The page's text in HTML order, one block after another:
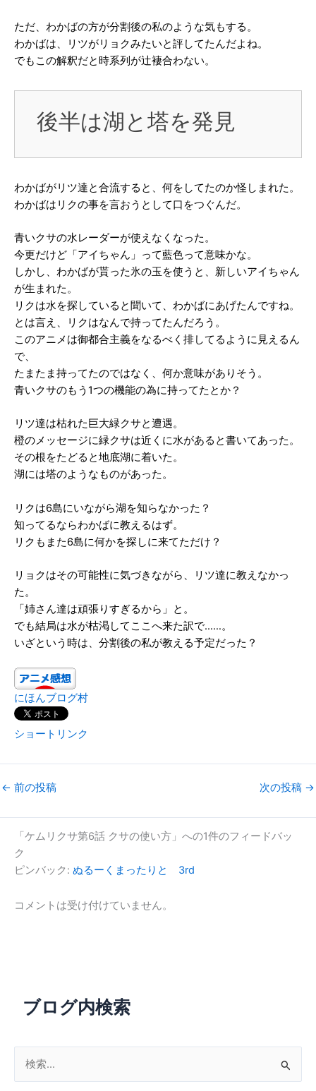
ブログ内検索
ただ、わかばの方が分割後の私のような気もする。
わかばは、リツがリョクみたいと評してたんだよね。
でもこの解釈だと時系列が辻褄合わない。
後半は湖と塔を発見
わかばがリツ達と合流すると、何をしてたのか怪しまれた。
わかばはリクの事を言おうとして口をつぐんだ。
青いクサの水レーダーが使えなくなった。
今更だけど「アイちゃん」って藍色って意味かな。
しかし、わかばが貰った氷の玉を使うと、新しいアイちゃん
が生まれた。
リクは水を探していると聞いて、わかばにあげたんですね。
とは言え、リクはなんで持ってたんだろう。
このアニメは御都合主義をなるべく排してるように見えるん
で、
たまたま持ってたのではなく、何か意味がありそう。
青いクサのもう1つの機能の為に持ってたとか？
リツ達は枯れた巨大緑クサと遭遇。
橙のメッセージに緑クサは近くに水があると書いてあった。
その根をたどると地底湖に着いた。
湖には塔のようなものがあった。
リクは6島にいながら湖を知らなかった？
知ってるならわかばに教えるはず。
リクもまた6島に何かを探しに来てただけ？
リョクはその可能性に気づきながら、リツ達に教えなかっ
た。
「姉さん達は頑張りすぎるから」と。
でも結局は水が枯渇してここへ来た訳で……。
いざという時は、分割後の私が教える予定だった？
にほんブログ村
ショートリンク
← 前の投稿 次の投稿 →
「ケムリクサ第6話 クサの使い方」への1件のフィードバッ
ク
ピンバック: ぬるーくまったりと 3rd
コメントは受け付けていません。